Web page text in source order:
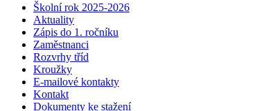
Školní rok 2025-2026
Aktuality
Zápis do 1. ročníku
Zaměstnanci
Rozvrhy tříd
Kroužky
E-mailové kontakty
Kontakt
Dokumenty ke stažení